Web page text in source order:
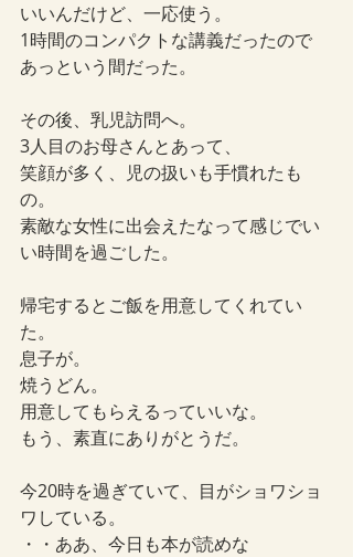
いいんだけど、一応使う。
1時間のコンパクトな講義だったので
あっという間だった。
その後、乳児訪問へ。
3人目のお母さんとあって、
笑顔が多く、児の扱いも手慣れたも
の。
素敵な女性に出会えたなって感じでい
い時間を過ごした。
帰宅するとご飯を用意してくれてい
た。
息子が。
焼うどん。
用意してもらえるっていいな。
もう、素直にありがとうだ。
今20時を過ぎていて、目がショワショ
ワしている。
・・ああ、今日も本が読めな